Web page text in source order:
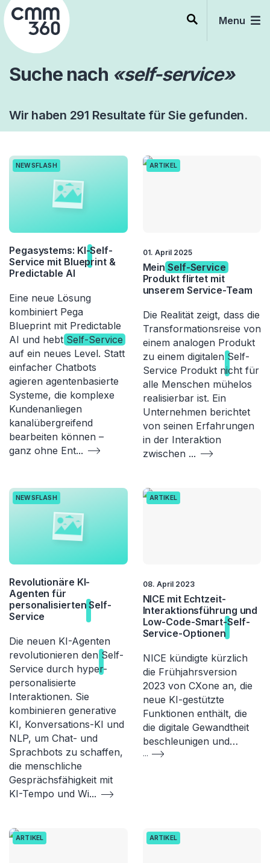
Skip
to
content
Menu
Suche nach «self-service»
Wir haben 291 Resultate für Sie gefunden.
NEWSFLASH
Pegasystems: KI-Self-
Service mit Blueprint &
Predictable AI
Eine neue Lösung
kombiniert Pega
Blueprint mit Predictable
AI und hebt Self-Service
auf ein neues Level. Statt
einfacher Chatbots
agieren agentenbasierte
Systeme, die komplexe
Kundenanliegen
kanalübergreifend
bearbeiten können –
ganz ohne Ent...
ARTIKEL
01. April 2025
MeinSelf-Service
Produkt flirtet mit
unserem Service-Team
Die Realität zeigt, dass die
Transformationsreise von
einem analogen Produkt
zu einem digitalen Self-
Service Produkt nicht für
alle Menschen mühelos
realisierbar ist. Ein
Unternehmen berichtet
von seinen Erfahrungen
in der Interaktion
zwischen ...
NEWSFLASH
Revolutionäre KI-
Agenten für
personalisiertenSelf-
Service
Die neuen KI-Agenten
revolutionieren den Self-
Service durch hyper-
personalisierte
Interaktionen. Sie
kombinieren generative
KI, Konversations-KI und
NLP, um Chat- und
Sprachbots zu schaffen,
die menschliche
Gesprächsfähigkeit mit
KI-Tempo und Wi...
ARTIKEL
08. April 2023
NICE mit Echtzeit-
Interaktionsführung und
Low-Code-Smart-Self-
Service-Optionen
NICE kündigte kürzlich
die Frühjahrsversion
2023 von CXone an, die
neue KI-gestützte
Funktionen enthält, die
die digitale Gewandtheit
beschleunigen und…
...
ARTIKEL ARTIKEL